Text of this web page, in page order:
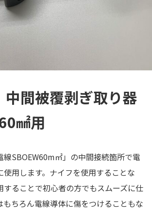
中間被覆剥ぎ取り器
㎟用
線SBOEW60m㎡」の中間接続箇所で電
使用します。ナイフを使用することな
することで初心者の方でもスムーズに仕
もちろん電線導体に傷をつけることもな